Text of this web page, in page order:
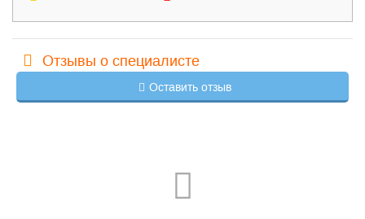
Отзывы о специалисте
Оставить отзыв